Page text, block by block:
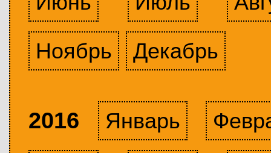
Ноябрь
Декабрь
2016 Январь